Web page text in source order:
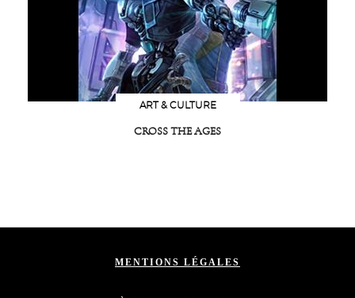
ART & CULTURE
CROSS THE AGES
MENTIONS LÉGALES